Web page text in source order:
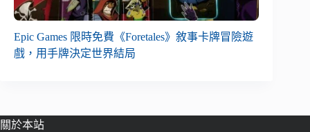
Epic Games 限時免費《Foretales》敘事卡牌冒險遊
戲，用手牌決定世界結局
關於本站